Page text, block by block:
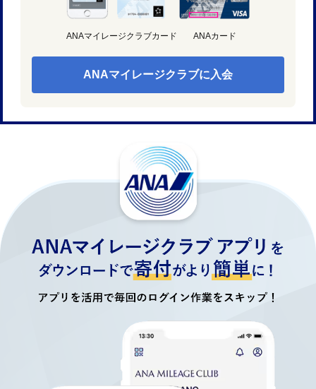
ANAマイレージクラブカード ANAカード
ANAマイレージクラブに入会